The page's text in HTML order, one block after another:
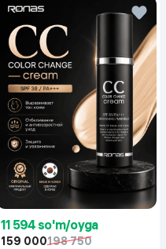
11 594 so'm/oyga
159 000198 750